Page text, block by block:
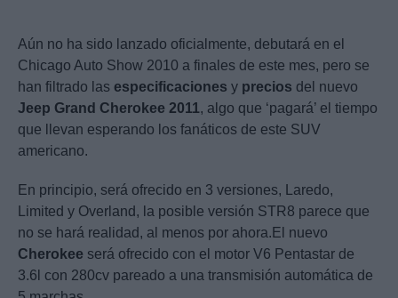
Aún no ha sido lanzado oficialmente, debutará en el
Chicago Auto Show 2010 a finales de este mes, pero se
han filtrado las especificaciones y precios del nuevo
Jeep Grand Cherokee 2011, algo que ‘pagará’ el tiempo
que llevan esperando los fanáticos de este SUV
americano.
En principio, será ofrecido en 3 versiones, Laredo,
Limited y Overland, la posible versión STR8 parece que
no se hará realidad, al menos por ahora.El nuevo
Cherokee será ofrecido con el motor V6 Pentastar de
3.6l con 280cv pareado a una transmisión automática de